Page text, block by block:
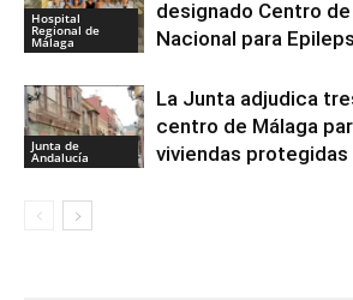
Hospital
Regional de
Málaga
designado Centro
Nacional para
Junta de
Andalucía
La Junta adjudica
centro de Málaga
viviendas protegidas